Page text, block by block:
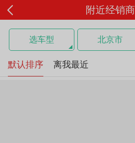
附近经销商
选车型 北京市
默认排序 离我最近